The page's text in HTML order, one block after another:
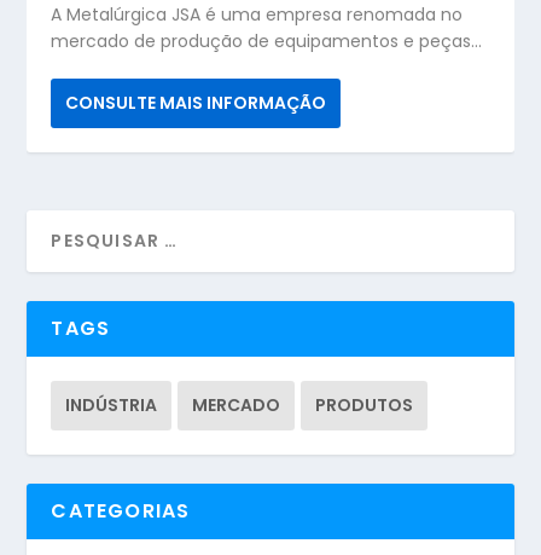
A Metalúrgica JSA é uma empresa renomada no
mercado de produção de equipamentos e peças...
CONSULTE MAIS INFORMAÇÃO
TAGS
INDÚSTRIA MERCADO PRODUTOS
CATEGORIAS